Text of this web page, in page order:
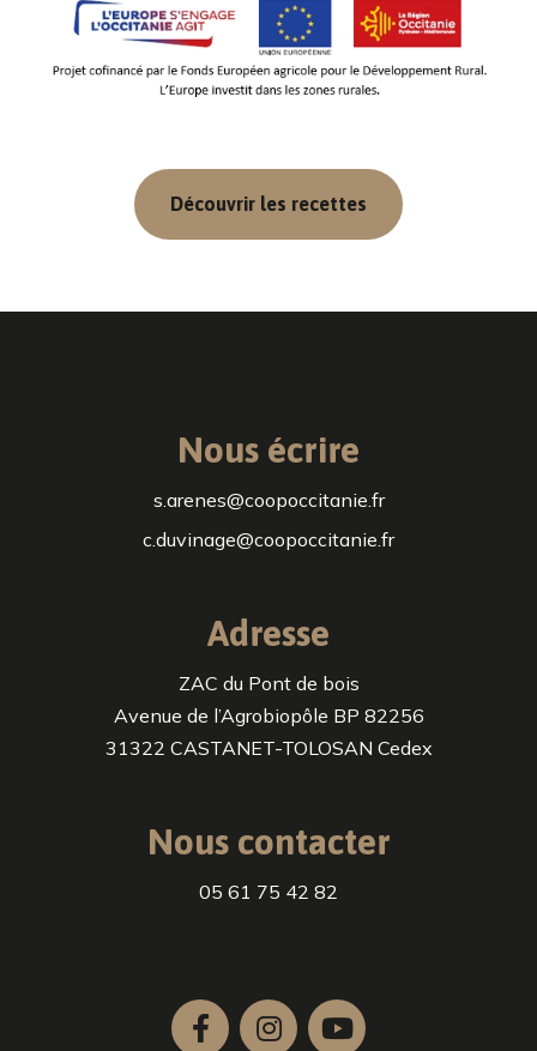
Découvrir les recettes
Nous écrire
s.arenes@coopoccitanie.fr
c.duvinage@coopoccitanie.fr
Adresse
ZAC du Pont de bois
Avenue de l’Agrobiopôle BP 82256
31322 CASTANET-TOLOSAN Cedex
Nous contacter
05 61 75 42 82